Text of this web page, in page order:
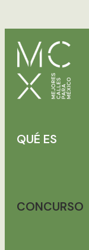
QUÉ ES
CONCURSO